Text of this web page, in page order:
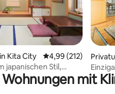
von 5, 122 Bewertungen
Kita City Durchschnittliche
4,99 (212)
japanischen Stil,
Whirlpool
zur U-
Wohnungen mit